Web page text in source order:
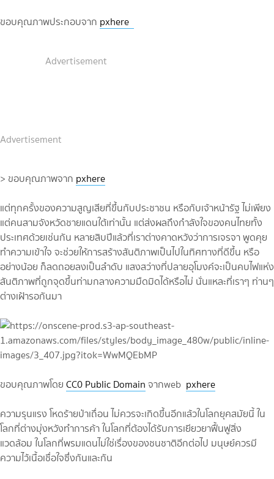
ขอบคุณภาพประกอบจาก pxhere
Advertisement
Advertisement
> ขอบคุณภาพจาก pxhere
แต่ทุกครั้งของความสูญเสียที่ขึ้นกับประชาชน หรือกับเจ้าหน้ารัฐ ไม่เพียง
แต่คนสามจังหวัดชายแดนใต้เท่านั้น แต่ส่งผลถึงกำลังใจของคนไทยทั้ง
ประเทศด้วยเช่นกัน หลายสิบปีแล้วที่เราต่างคาดหวังว่าการเจรจา พูดคุย
ทำความเข้าใจ จะช่วยให้การสร้างสันติภาพเป็นไปในทิศทางที่ดีขึ้น หรือ
อย่างน้อย ก็ลดถอยลงเป็นลำดับ แสงสว่างที่ปลายอุโมงค์จะเป็นคบไฟแห่ง
สันติภาพที่ถูกจุดขึ้นท่ามกลางความมืดมิดได้หรือไม่ นั่นแหละที่เราๆ ท่านๆ
ต่างเฝ้ารอกันมา
ขอบคุณภาพโดย CC0 Public Domain จากweb pxhere
ความรุนแรง โหดร้ายป่าเถื่อน ไม่ควรจะเกิดขึ้นอีกแล้วในโลกยุคสมัยนี้ ใน
โลกที่ต่างมุ่งหวังทำการค้า ในโลกที่ต้องได้รับการเยียวยาฟื้นฟูสิ่ง
แวดล้อม ในโลกที่พรมแดนไม่ใช่เรื่องของชนชาติอีกต่อไป มนุษย์ควรมี
ความไว้เนื้อเชื่อใจซึ่งกันและกัน